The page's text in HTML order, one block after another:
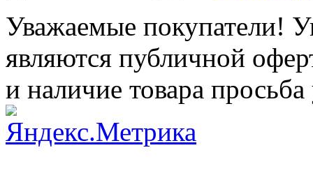
Уважаемые покупатели!
являются публичной
и наличие товара